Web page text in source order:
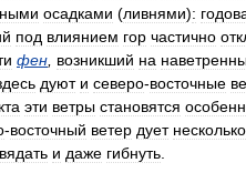
осадками (ливнями):
под влиянием гор частично
фен возникший на
дуют и северо-восточные
эти ветры становятся
-восточный ветер дует несколько
и даже гибнуть